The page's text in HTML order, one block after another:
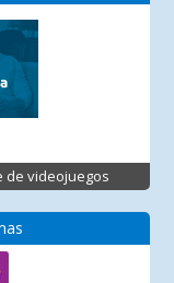
de videojuegos